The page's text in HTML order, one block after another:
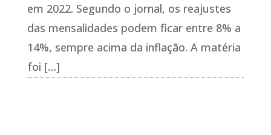
em 2022. Segundo o jornal, os reajustes
das mensalidades podem ficar entre 8% a
14%, sempre acima da inflação. A matéria
foi […]